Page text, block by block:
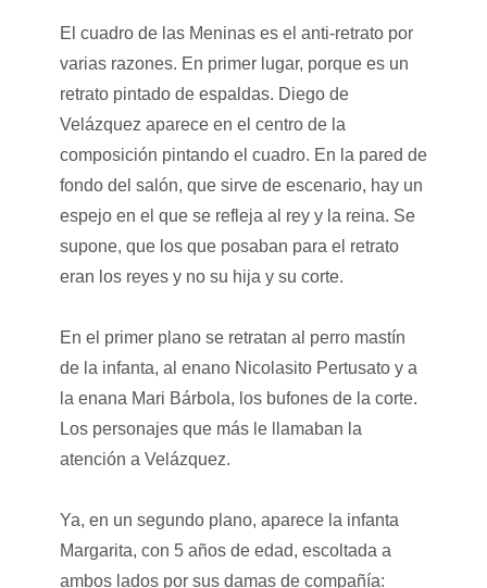
El cuadro de las Meninas es el anti-retrato por
varias razones. En primer lugar, porque es un
retrato pintado de espaldas. Diego de
Velázquez aparece en el centro de la
composición pintando el cuadro. En la pared de
fondo del salón, que sirve de escenario, hay un
espejo en el que se refleja al rey y la reina. Se
supone, que los que posaban para el retrato
eran los reyes y no su hija y su corte.
En el primer plano se retratan al perro mastín
de la infanta, al enano Nicolasito Pertusato y a
la enana Mari Bárbola, los bufones de la corte.
Los personajes que más le llamaban la
atención a Velázquez.
Ya, en un segundo plano, aparece la infanta
Margarita, con 5 años de edad, escoltada a
ambos lados por sus damas de compañía: